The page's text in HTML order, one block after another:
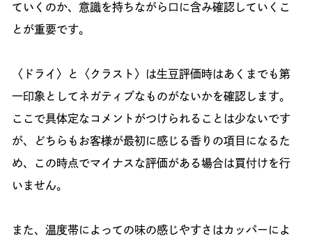
ていくのか、意識を持ちながら口に含み確認していくこ
とが重要です。
〈ドライ〉と〈クラスト〉は生豆評価時はあくまでも第
一印象としてネガティブなものがないかを確認します。
ここで具体定なコメントがつけられることは少ないです
が、どちらもお客様が最初に感じる香りの項目になるた
め、この時点でマイナスな評価がある場合は買付けを行
いません。
また、温度帯によっての味の感じやすさはカッパーによ